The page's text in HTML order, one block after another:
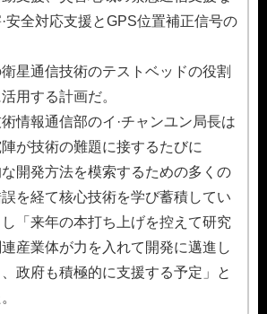
安全対応支援とGPS位置補正信号の
星通信技術のテストベッドの役割
用する計画だ。
情報通信部のイ·チャンユン局長は
陣が技術の難題に接するたびに
開発方法を模索するための多くの
を経て核心技術を学び蓄積してい
「来年の本打ち上げを控えて研究
産業体が力を入れて開発に邁進し
政府も積極的に支援する予定」と